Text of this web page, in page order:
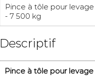
Pince à tôle pour
- 7 500 kg
Descriptif
Pince à tôle pour